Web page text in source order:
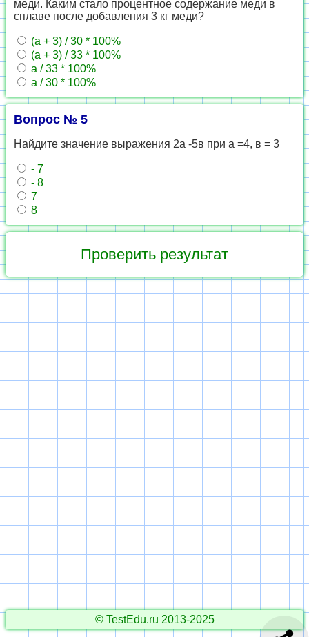
меди. Каким стало процентное содержание меди в
сплаве после добавления 3 кг меди?
(а + 3) / 30 * 100%
(а + 3) / 33 * 100%
а / 33 * 100%
а / 30 * 100%
Вопрос № 5
Найдите значение выражения 2а -5в при а =4, в = 3
- 7
- 8
7
8
© TestEdu.ru 2013-2025